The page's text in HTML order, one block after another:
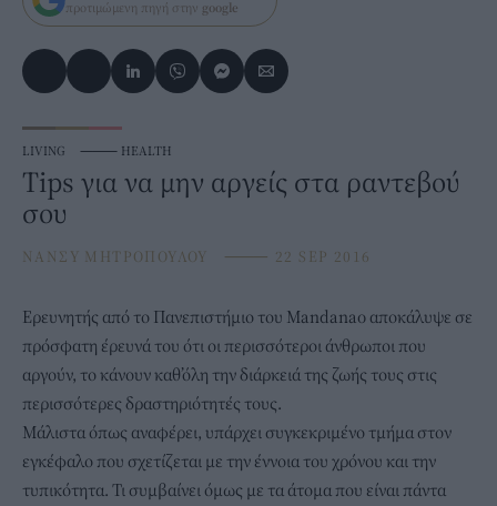
προτιμώμενη πηγή στην google
LIVING ⸻ HEALTH
Tips για να μην αργείς στα ραντεβού
σου
ΝΑΝΣΥ ΜΗΤΡΟΠΟΥΛΟΥ ⸻ 22 SEP 2016
Ερευνητής από το Πανεπιστήμιο του Mandanao αποκάλυψε σε
πρόσφατη έρευνά του ότι οι περισσότεροι άνθρωποι που
αργούν, το κάνουν καθ’όλη την διάρκειά της ζωής τους στις
περισσότερες δραστηριότητές τους.
Μάλιστα όπως αναφέρει, υπάρχει συγκεκριμένο τμήμα στον
εγκέφαλο που σχετίζεται με την έννοια του χρόνου και την
τυπικότητα. Τι συμβαίνει όμως με τα άτομα που είναι πάντα